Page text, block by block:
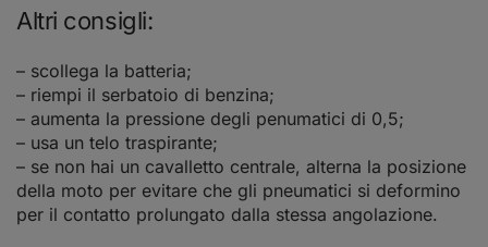
Altri consigli:
– scollega la batteria;
– riempi il serbatoio di benzina;
– aumenta la pressione degli penumatici di 0,5;
– usa un telo traspirante;
– se non hai un cavalletto centrale, alterna la posizione
della moto per evitare che gli pneumatici si deformino
per il contatto prolungato dalla stessa angolazione.